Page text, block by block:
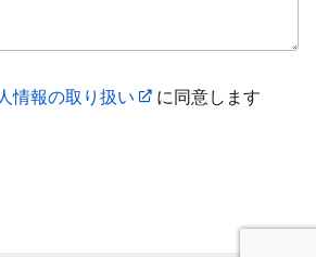
情報の取り扱い に同意します